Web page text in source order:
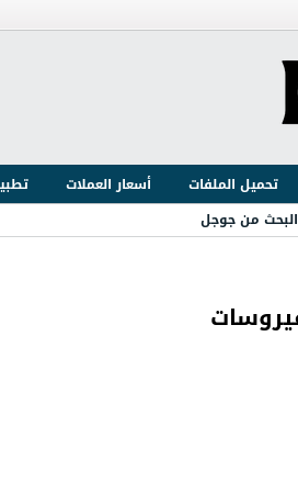
تحميل الملفات أسعار العملات
البحث من جوجل